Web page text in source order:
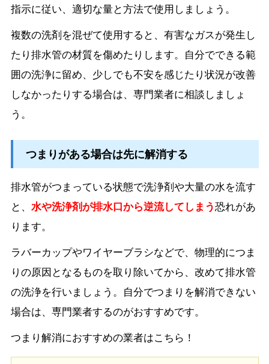
指示に従い、適切な量と方法で使用しましょう。
複数の洗剤を混ぜて使用すると、有害なガスが発生し
たり排水管の材質を傷めたりします。自分でできる範
囲の洗浄に留め、少しでも不安を感じたり状況が改善
しなかったりする場合は、専門業者に相談しましょ
う。
つまりがある場合は先に解消する
排水管がつまっている状態で洗浄剤や大量の水を流す
と、 水や洗浄剤が排水口から逆流してしまう恐れがあ
ります。
ラバーカップやワイヤーブラシなどで、物理的につま
りの原因となるものを取り除いてから、改めて排水管
の洗浄を行いましょう。自分でつまりを解消できない
場合は、専門業者するのがおすすめです。
つまり解消におすすめの業者はこちら！